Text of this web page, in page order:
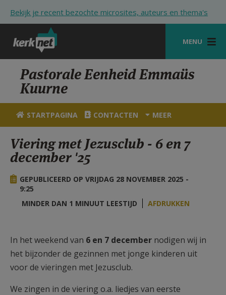
Bekijk je recent bezochte microsites, auteurs en thema's
MENU
STARTPAGINA
KERK
VIERINGEN
ZOEKEN
HULP
STARTPAGINA PORTAAL
AANMELDEN OF REGISTREREN
Pastorale Eenheid Emmaüs
Kuurne
STARTPAGINA CONTACTEN MEER
Viering met Jezusclub - 6 en 7
december '25
GEPUBLICEERD OP VRIJDAG 28 NOVEMBER 2025 -
9:25
MINDER DAN 1 MINUUT LEESTIJD
AFDRUKKEN
In het weekend van 6 en 7 december nodigen wij in
het bijzonder de gezinnen met jonge kinderen uit
voor de vieringen met Jezusclub.
We zingen in de viering o.a. liedjes van eerste